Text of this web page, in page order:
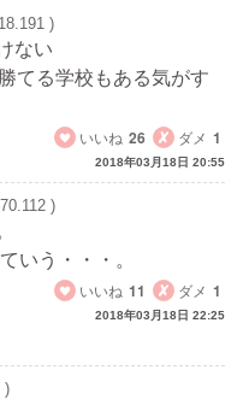
)
ない
てる学校もある気がす
いいね 26 ダメ 1
2018年03月18日 20:55
)
いう・・・。
いいね 11 ダメ 1
2018年03月18日 22:25
)